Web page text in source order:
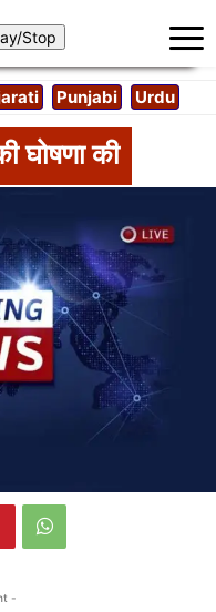
Punjabi Urdu
घोषणा की
-